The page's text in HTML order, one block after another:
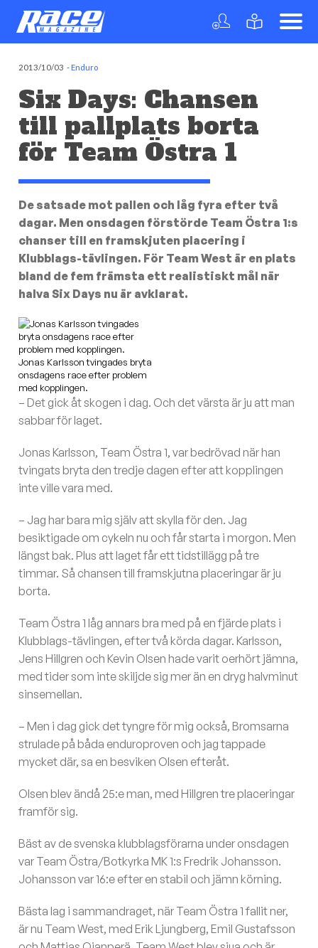
2013/10/03 -Enduro
Six Days: Chansen
till pallplats borta
för Team Östra 1
De satsade mot pallen och låg fyra efter två
dagar. Men onsdagen förstörde Team Östra 1:s
chanser till en framskjuten placering i
Klubblags-tävlingen. För Team West är en plats
bland de fem främsta ett realistiskt mål när
halva Six Days nu är avklarat.
Jonas Karlsson tvingades bryta
onsdagens race efter problem
med kopplingen.
– Det gick åt skogen i dag. Och det värsta är ju att man
sabbar för laget.
Jonas Karlsson, Team Östra 1, var bedrövad när han
tvingats bryta den tredje dagen efter att kopplingen
inte ville vara med.
– Jag har bara mig själv att skylla för den. Jag
besiktigade om cykeln nu och får starta i morgon. Men
längst bak. Plus att laget får ett tidstillägg på tre
timmar. Så chansen till framskjutna placeringar är ju
borta.
Team Östra 1 låg annars bra med på en fjärde plats i
Klubblags-tävlingen, efter två körda dagar. Karlsson,
Jens Hillgren och Kevin Olsen hade varit oerhört jämna,
med tider som inte skiljde sig mer än en dryg halvminut
sinsemellan.
– Men i dag gick det tyngre för mig också, Bromsarna
strulade på båda enduroproven och jag tappade
mycket där, sa en besviken Olsen efteråt.
Olsen blev ändå 25:e man, med Hillgren tre placeringar
framför sig.
Bäst av de svenska klubblagsförarna under onsdagen
var Team Östra/Botkyrka MK 1:s Fredrik Johansson.
Johansson var 16:e efter en stabil och jämn körning.
Bästa lag i sammandraget, när Team Östra 1 fallit ner,
är nu Team West, med Erik Ljungberg, Emil Gustafsson